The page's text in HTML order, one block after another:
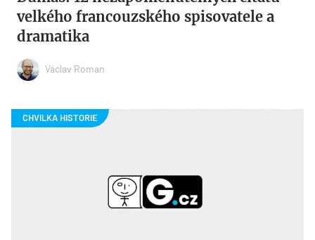
velkého francouzského spisovatele a
dramatika
Václav Roman